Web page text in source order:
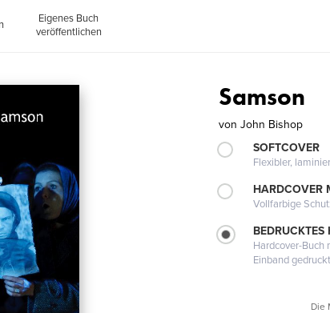
Eigenes Buch
veröffentlichen
Samson
von John Bishop
SOFTCOVER
Flexibler,
HARDCOVER
Vollfarbige
Hardcover-Buch
Einband gedruckt
Die